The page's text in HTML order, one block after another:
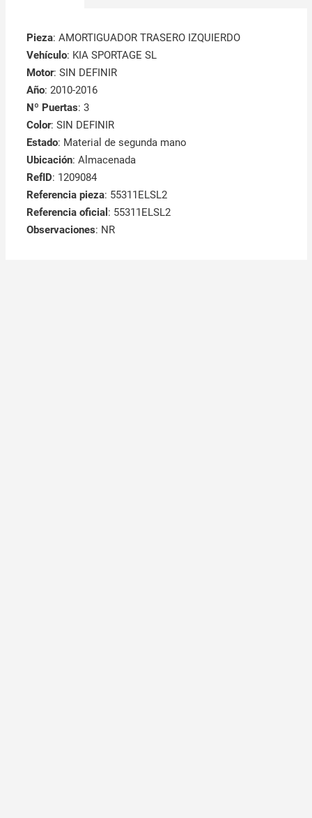
Pieza: AMORTIGUADOR TRASERO IZQUIERDO
Vehículo: KIA SPORTAGE SL
Motor: SIN DEFINIR
Año: 2010-2016
Nº Puertas: 3
Color: SIN DEFINIR
Estado: Material de segunda mano
Ubicación: Almacenada
RefID: 1209084
Referencia pieza: 55311ELSL2
Referencia oficial : 55311ELSL2
Observaciones: NR